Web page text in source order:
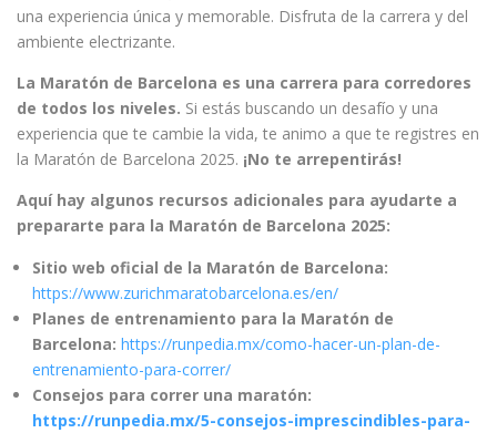
una experiencia única y memorable. Disfruta de la carrera y del
ambiente electrizante.
La Maratón de Barcelona es una carrera para corredores
de todos los niveles. Si estás buscando un desafío y una
experiencia que te cambie la vida, te animo a que te registres en
la Maratón de Barcelona 2025. ¡No te arrepentirás!
Aquí hay algunos recursos adicionales para ayudarte a
prepararte para la Maratón de Barcelona 2025:
Sitio web oficial de la Maratón de Barcelona:
https://www.zurichmaratobarcelona.es/en/
Planes de entrenamiento para la Maratón de
Barcelona: https://runpedia.mx/como-hacer-un-plan-de-
entrenamiento-para-correr/
Consejos para correr una maratón:
https://runpedia.mx/5-consejos-imprescindibles-para-